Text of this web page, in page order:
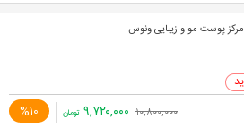
مرکز پوست مو و زیبایی ونوس
%10 ۱۰,۸۰۰,۰۰۰ ۹,۷۲۰,۰۰۰ تومان